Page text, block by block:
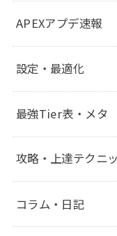
APEXアプデ速報
設定・最適化
最強Tier表・メタ
攻略・上達テクニ
コラム・日記